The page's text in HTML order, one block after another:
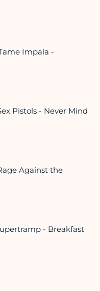
Impala -
Pistols - Never Mind
Against the
- Breakfast